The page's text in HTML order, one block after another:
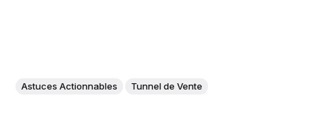
Astuces Actionnables Tunnel de Vente